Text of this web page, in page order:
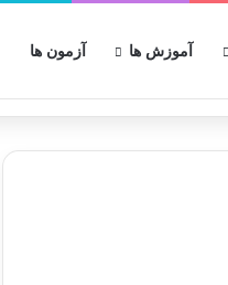
آموزش ها آزمون ها